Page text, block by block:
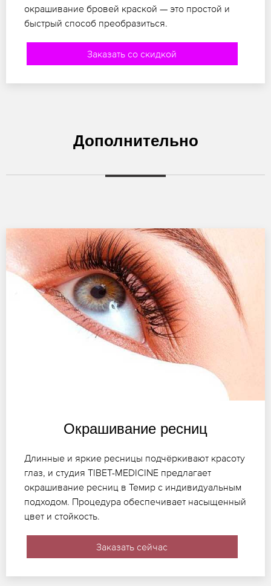
окрашивание бровей краской — это простой и
быстрый способ преобразиться.
Заказать со скидкой
Дополнительно
Окрашивание ресниц
Длинные и яркие ресницы подчёркивают красоту
глаз, и студия TIBET-MEDICINE предлагает
окрашивание ресниц в Темир с индивидуальным
подходом. Процедура обеспечивает насыщенный
цвет и стойкость.
Заказать сейчас